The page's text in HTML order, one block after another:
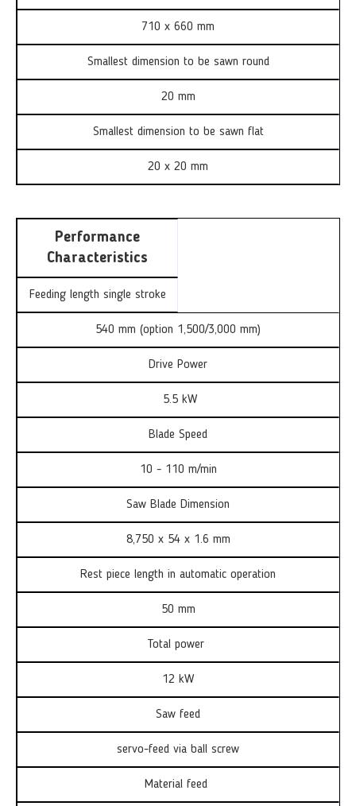
710 x 660 mm
Smallest dimension to be sawn round
20 mm
Smallest dimension to be sawn flat
20 x 20 mm
Performance
Characteristics
Feeding length single stroke
540 mm (option 1,500/3,000 mm)
Drive Power
5.5 kW
Blade Speed
10 - 110 m/min
Saw Blade Dimension
8,750 x 54 x 1.6 mm
Rest piece length in automatic operation
50 mm
Total power
12 kW
Saw feed
servo-feed via ball screw
Material feed